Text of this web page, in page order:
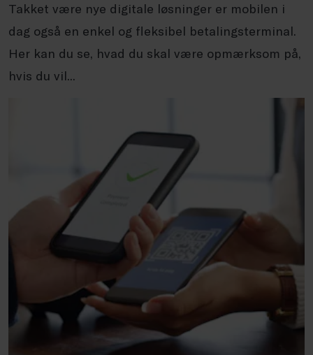
Takket være nye digitale løsninger er mobilen i
dag også en enkel og fleksibel betalingsterminal.
Her kan du se, hvad du skal være opmærksom på,
hvis du vil...